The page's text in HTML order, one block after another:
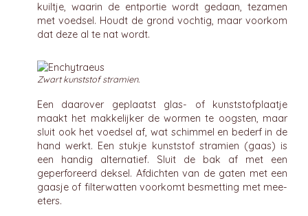
kuiltje, waarin de entportie wordt gedaan, tezamen
met voedsel. Houdt de grond vochtig, maar voorkom
dat deze al te nat wordt.
Zwart kunststof stramien.
Een daarover geplaatst glas- of kunststofplaatje
maakt het makkelijker de wormen te oogsten, maar
sluit ook het voedsel af, wat schimmel en bederf in de
hand werkt. Een stukje kunststof stramien (gaas) is
een handig alternatief. Sluit de bak af met een
geperforeerd deksel. Afdichten van de gaten met een
gaasje of filterwatten voorkomt besmetting met mee-
eters.